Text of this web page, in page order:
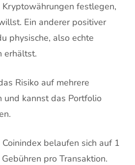
festlegen,
Ein anderer positiver
physische, also echte
erhältst.
Risiko auf mehrere
und kannst das Portfolio
belaufen sich auf 1
pro Transaktion.